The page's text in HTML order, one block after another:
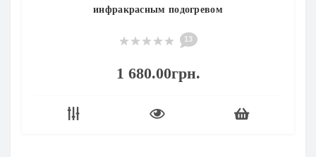
инфракрасным подогревом
13
1 680.00грн.